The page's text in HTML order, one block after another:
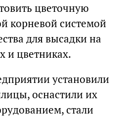
цветочную
корневой системой
для высадки на
и цветниках.
установили
оснастили их
стали